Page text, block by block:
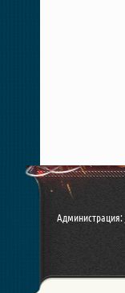
Администрация: